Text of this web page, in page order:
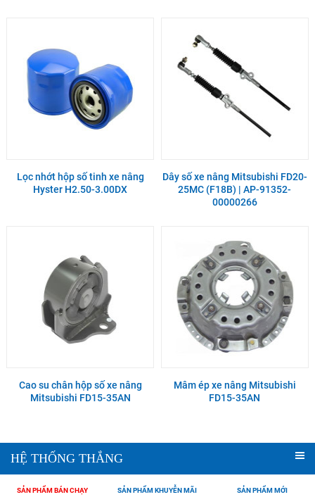
Lọc nhớt hộp số tinh xe nâng
Hyster H2.50-3.00DX
Dây số xe nâng Mitsubishi FD20-
25MC (F18B) | AP-91352-
00000266
Cao su chân hộp số xe nâng
Mitsubishi FD15-35AN
Mâm ép xe nâng Mitsubishi
FD15-35AN
HỆ THỐNG THẮNG
SẢN PHẨM BÁN CHẠY SẢN PHẨM KHUYỄN MÃI SẢN PHẨM MỚI